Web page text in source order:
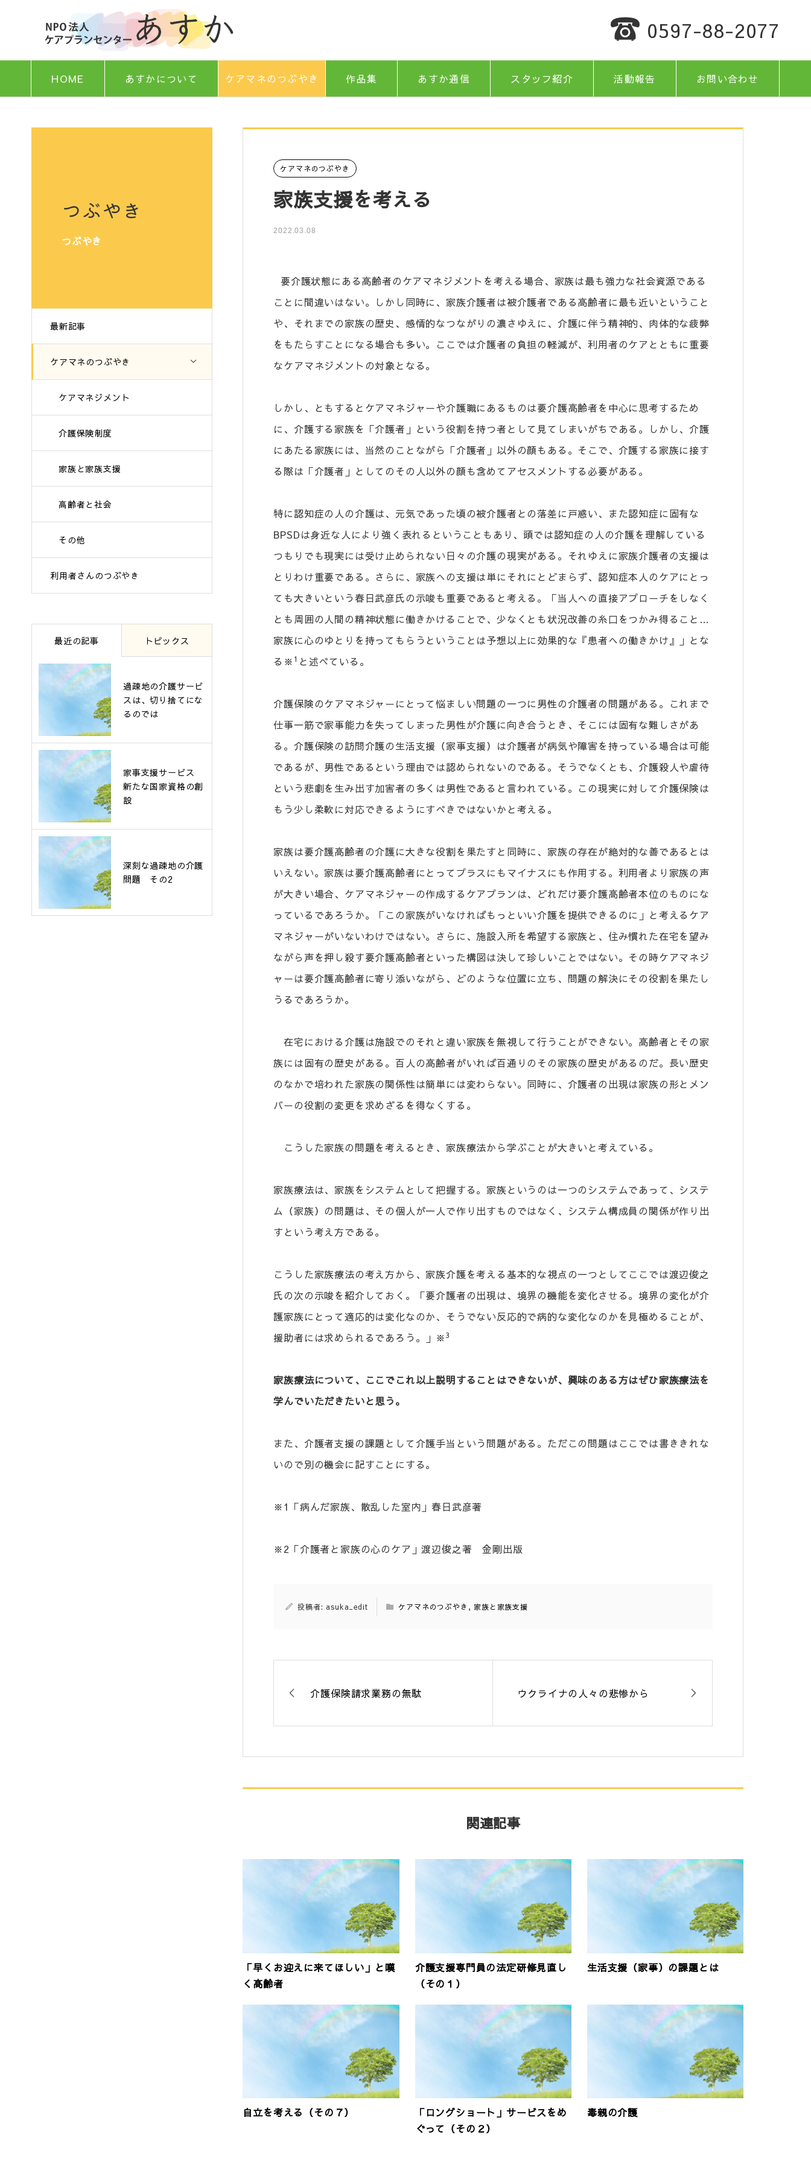
0597-88-2077
HOME あすかについて ケアマネのつぶやき 作品集 あすか通信 スタッフ紹介 活動報告 お問い合わせ
つぶやき
つぶやき
最新記事
ケアマネのつぶやき
ケアマネジメント
介護保険制度
家族と家族支援
高齢者と社会
その他
利用者さんのつぶやき
ケアマネのつぶやき
家族支援を考える
2022.03.08
要介護状態にある高齢者のケアマネジメントを考える場合、家族は最も強力な社会資源である
ことに間違いはない。しかし同時に、家族介護者は被介護者である高齢者に最も近いということ
や、それまでの家族の歴史、感情的なつながりの濃さゆえに、介護に伴う精神的、肉体的な疲弊
をもたらすことになる場合も多い。ここでは介護者の負担の軽減が、利用者のケアとともに重要
なケアマネジメントの対象となる。
しかし、ともするとケアマネジャーや介護職にあるものは要介護高齢者を中心に思考するため
に、介護する家族を「介護者」という役割を持つ者として見てしまいがちである。しかし、介護
にあたる家族には、当然のことながら「介護者」以外の顔もある。そこで、介護する家族に接す
る際は「介護者」としてのその人以外の顔も含めてアセスメントする必要がある。
特に認知症の人の介護は、元気であった頃の被介護者との落差に戸惑い、また認知症に固有な
BPSDは身近な人により強く表れるということもあり、頭では認知症の人の介護を理解している
つもりでも現実には受け止められない日々の介護の現実がある。それゆえに家族介護者の支援は
とりわけ重要である。さらに、家族への支援は単にそれにとどまらず、認知症本人のケアにとっ
ても大きいという春日武彦氏の示唆も重要であると考える。「当人への直接アプローチをしなく
とも周囲の人間の精神状態に働きかけることで、少なくとも状況改善の糸口をつかみ得ること…
家族に心のゆとりを持ってもらうということは予想以上に効果的な『患者への働きかけ』」とな
る※ 1 と述べている。
介護保険のケアマネジャーにとって悩ましい問題の一つに男性の介護者の問題がある。これまで
仕事一筋で家事能力を失ってしまった男性が介護に向き合うとき、そこには固有な難しさがあ
る。介護保険の訪問介護の生活支援（家事支援）は介護者が病気や障害を持っている場合は可能
であるが、男性であるという理由では認められないのである。そうでなくとも、介護殺人や虐待
という悲劇を生み出す加害者の多くは男性であると言われている。この現実に対して介護保険は
もう少し柔軟に対応できるようにすべきではないかと考える。
家族は要介護高齢者の介護に大きな役割を果たすと同時に、家族の存在が絶対的な善であるとは
いえない。家族は要介護高齢者にとってプラスにもマイナスにも作用する。利用者より家族の声
が大きい場合、ケアマネジャーの作成するケアプランは、どれだけ要介護高齢者本位のものにな
っているであろうか。「この家族がいなければもっといい介護を提供できるのに」と考えるケア
マネジャーがいないわけではない。さらに、施設入所を希望する家族と、住み慣れた在宅を望み
ながら声を押し殺す要介護高齢者といった構図は決して珍しいことではない。その時ケアマネジ
ャーは要介護高齢者に寄り添いながら、どのような位置に立ち、問題の解決にその役割を果たし
うるであろうか。
在宅における介護は施設でのそれと違い家族を無視して行うことができない。高齢者とその家
族には固有の歴史がある。百人の高齢者がいれば百通りのその家族の歴史があるのだ。長い歴史
のなかで培われた家族の関係性は簡単には変わらない。同時に、介護者の出現は家族の形とメン
バーの役割の変更を求めざるを得なくする。
こうした家族の問題を考えるとき、家族療法から学ぶことが大きいと考えている。
家族療法は、家族をシステムとして把握する。家族というのは一つのシステムであって、システ
ム（家族）の問題は、その個人が一人で作り出すものではなく、システム構成員の関係が作り出
すという考え方である。
こうした家族療法の考え方から、家族介護を考える基本的な視点の一つとしてここでは渡辺俊之
氏の次の示唆を紹介しておく。「要介護者の出現は、境界の機能を変化させる。境界の変化が介
護家族にとって適応的は変化なのか、そうでない反応的で病的な変化なのかを見極めることが、
援助者には求められるであろう。」※3
家族療法について、ここでこれ以上説明することはできないが、興味のある方はぜひ家族療法を
学んでいただきたいと思う。
また、介護者支援の課題として介護手当という問題がある。ただこの問題はここでは書ききれな
いので別の機会に記すことにする。
※1「病んだ家族、散乱した室内」春日武彦著
※2「介護者と家族の心のケア」渡辺俊之著 金剛出版
投稿者: asuka_edit ケアマネのつぶやき , 家族と家族支援
介護保険請求業務の無駄 ウクライナの人々の悲惨から
関連記事
「早くお迎えに来てほしい」と嘆
く高齢者
介護支援専門員の法定研修見直し
（その１）
生活支援（家事）の課題とは
自立を考える（その７）
「ロングショート」サービスをめ
ぐって（その２）
毒親の介護
最近の記事 トピックス
過疎地の介護サービ
スは、切り捨てにな
るのでは
家事支援サービス
新たな国家資格の創
設
深刻な過疎地の介護
問題 その2